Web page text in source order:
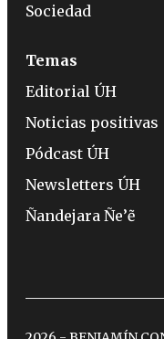
Sociedad
Temas
Editorial ÚH
Noticias positivas
Pódcast ÚH
Newsletters ÚH
Ñandejara Ñe’ẽ